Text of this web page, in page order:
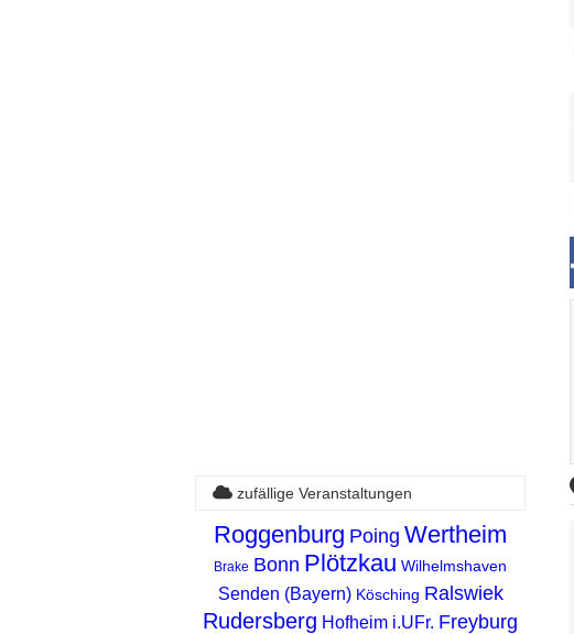
zufällige Veranstaltungen
Roggenburg Poing Wertheim
Brake Bonn Plötzkau Wilhelmshaven
Senden (Bayern) Kösching Ralswiek
Rudersberg Hofheim i.UFr. Freyburg